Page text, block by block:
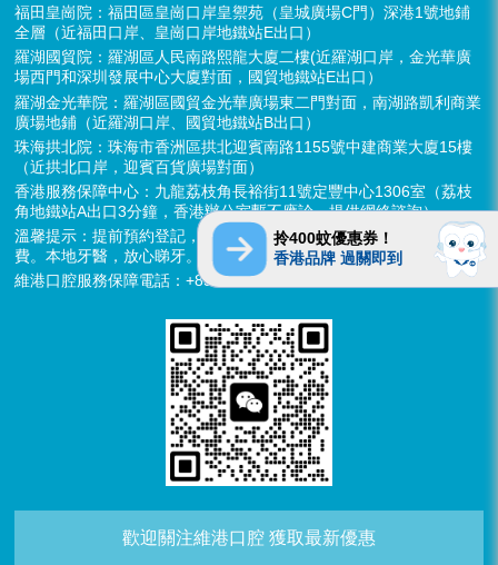
福田皇崗院：福田區皇崗口岸皇禦苑（皇城廣場C門）深港1號地鋪
全層（近福田口岸、皇崗口岸地鐵站E出口）
羅湖國貿院：羅湖區人民南路熙龍大廈二樓(近羅湖口岸，金光華廣
場西門和深圳發展中心大廈對面，國貿地鐵站E出口）
羅湖金光華院：羅湖區國貿金光華廣場東二門對面，南湖路凱利商業
廣場地鋪（近羅湖口岸、國貿地鐵站B出口）
珠海拱北院：珠海市香洲區拱北迎賓南路1155號中建商業大廈15樓
（近拱北口岸，迎賓百貨廣場對面）
香港服務保障中心：九龍荔枝角長裕街11號定豐中心1306室（荔枝
角地鐵站A出口3分鐘，香港辦公室暫不應診，提供網絡諮詢）
溫馨提示：提前預約登記，X-ray、CT院內檢查免費，3D數字掃描免
費。本地牙醫，放心睇牙。另有速遞代收存放服務。
維港口腔服務保障電話：+852 6637 2280
歡迎關注維港口腔 獲取最新優惠
拎400蚊優惠券！
香港品牌 過關即到